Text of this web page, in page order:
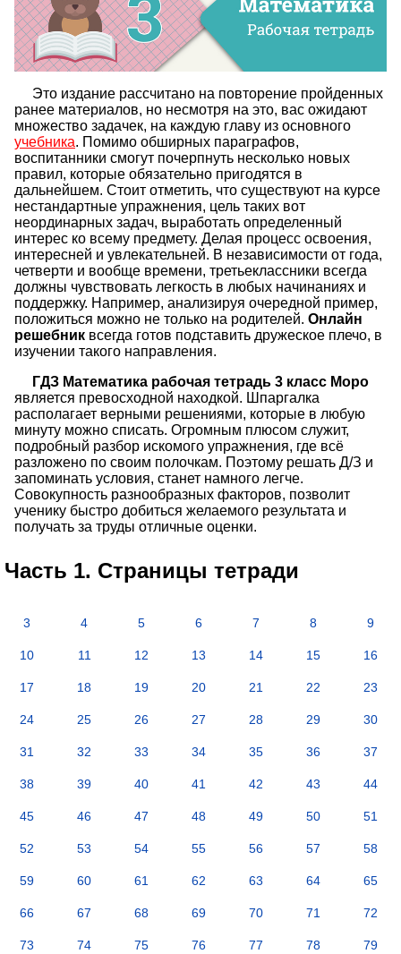
Это издание рассчитано на повторение пройденных
ранее материалов, но несмотря на это, вас ожидают
множество задачек, на каждую главу из основного
учебника. Помимо обширных параграфов,
воспитанники смогут почерпнуть несколько новых
правил, которые обязательно пригодятся в
дальнейшем. Стоит отметить, что существуют на курсе
нестандартные упражнения, цель таких вот
неординарных задач, выработать определенный
интерес ко всему предмету. Делая процесс освоения,
интересней и увлекательней. В независимости от года,
четверти и вообще времени, третьеклассники всегда
должны чувствовать легкость в любых начинаниях и
поддержку. Например, анализируя очередной пример,
положиться можно не только на родителей. Онлайн
решебник всегда готов подставить дружеское плечо, в
изучении такого направления.
ГДЗ Математика рабочая тетрадь 3 класс Моро
является превосходной находкой. Шпаргалка
располагает верными решениями, которые в любую
минуту можно списать. Огромным плюсом служит,
подробный разбор искомого упражнения, где всё
разложено по своим полочкам. Поэтому решать Д/З и
запоминать условия, станет намного легче.
Совокупность разнообразных факторов, позволит
ученику быстро добиться желаемого результата и
получать за труды отличные оценки.
Часть 1. Страницы тетради
3 4 5 6 7 8 9
10 11 12 13 14 15 16
17 18 19 20 21 22 23
24 25 26 27 28 29 30
31 32 33 34 35 36 37
38 39 40 41 42 43 44
45 46 47 48 49 50 51
52 53 54 55 56 57 58
59 60 61 62 63 64 65
66 67 68 69 70 71 72
73 74 75 76 77 78 79